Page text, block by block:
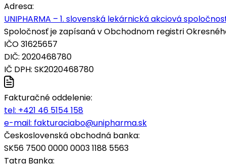
Adresa:
UNIPHARMA – 1. slovenská lekárnická akciová
Spoločnosť je zapísaná v Obchodnom registri
IČO 31625657
DIČ: 2020468780
IČ DPH: SK2020468780
Fakturačné oddelenie:
tel: +421 46 5154 158
e-mail: fakturaciabo@unipharma.sk
Československá obchodná banka:
SK56 7500 0000 0003 1188 5563
Tatra Banka: